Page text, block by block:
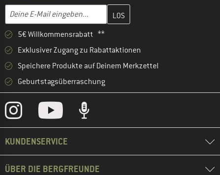
E-Mail-Adresse
Gib hier deine E-Mail-Adresse ein und erstelle im nächsten
5€ Willkommensrabatt **
Exklusiver Zugang zu Rabattaktionen
Speichere Produkte auf Deinem Merkzettel
Geburtstagsüberraschung
KUNDENSERVICE
ÜBER DIE BERGFREUNDE